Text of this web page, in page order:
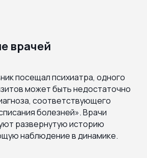
врачей
посещал психиатра, одного
может быть недостаточно
соответствующего
болезней». Врачи
развернутую историю
наблюдение в динамике.